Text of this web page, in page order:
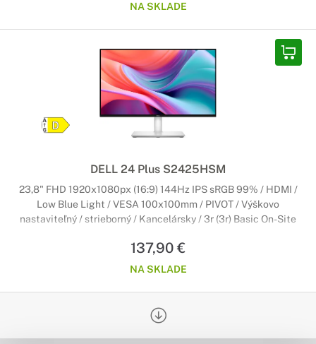
NA SKLADE
DELL 24 Plus S2425HSM
23,8" FHD 1920x1080px (16:9) 144Hz IPS sRGB 99% / HDMI /
Low Blue Light / VESA 100x100mm / PIVOT / Výškovo
nastaviteľný / strieborný / Kancelársky / 3r (3r) Basic On-Site
137,90 €
NA SKLADE